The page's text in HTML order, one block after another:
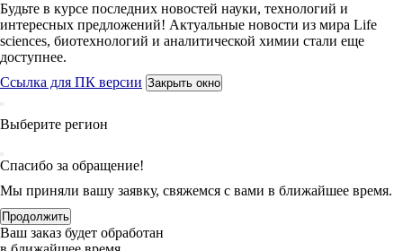
Будьте в курсе последних новостей науки, технологий и
интересных предложений! Актуальные новости из мира Life
sciences, биотехнологий и аналитической химии стали еще
доступнее.
Ссылка для ПК версии Закрыть окно
Выберите регион
Спасибо за обращение!
Мы приняли вашу заявку, свяжемся с вами в ближайшее время.
Продолжить
Ваш заказ будет обработан